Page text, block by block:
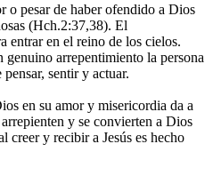
o pesar de haber ofendido a Dios
(Hch.2:37,38). El
entrar en el reino de los cielos.
arrepentimiento la persona
sentir y actuar.
en su amor y misericordia da a
y se convierten a Dios
creer y recibir a Jesús es hecho